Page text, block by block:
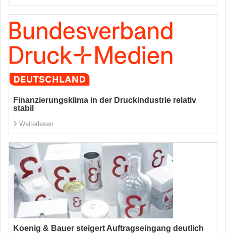
Finanzierungsklima in der Druckindustrie relativ
stabil
Weiterlesen
Koenig & Bauer steigert Auftragseingang deutlich